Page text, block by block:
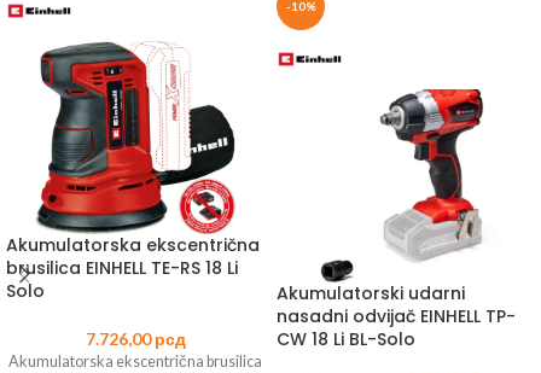
Akumulatorska ekscentrična
brusilica EINHELL TE-RS 18 Li
Solo
7.726,00рсд
Akumulatorska ekscentrična brusilica
-10%
Akumulatorski udarni
nasadni odvijač EINHELL TP-
CW 18 Li BL-Solo